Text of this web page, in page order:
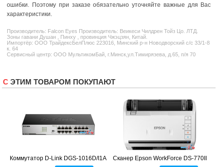
ошибки. Поэтому при заказе обязательно уточняйте важные для Вас
характеристики.
Производитель: Falcon Eyes Производитель: Веикеси Чилдрен Тойз Цо. ЛТД.
Зоны гавани Душан , Пинху , провинция Чжэцзян, Китай.
Импортёр: ООО ТрайдексБелПлюс 223016, Минский р-н Новодворский с/с 33/1-8
к. 64
Сервисный центр: ООО МультикомБай, г.Минск,ул.Тимирязева, д.65, п/я 70
С ЭТИМ ТОВАРОМ ПОКУПАЮТ
Коммутатор D-Link DGS-1016D/I1A Сканер Epson WorkForce DS-770II